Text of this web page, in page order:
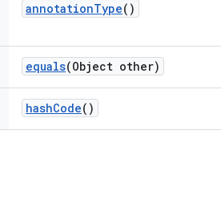
annotationType()
equals(Object other)
hashCode()